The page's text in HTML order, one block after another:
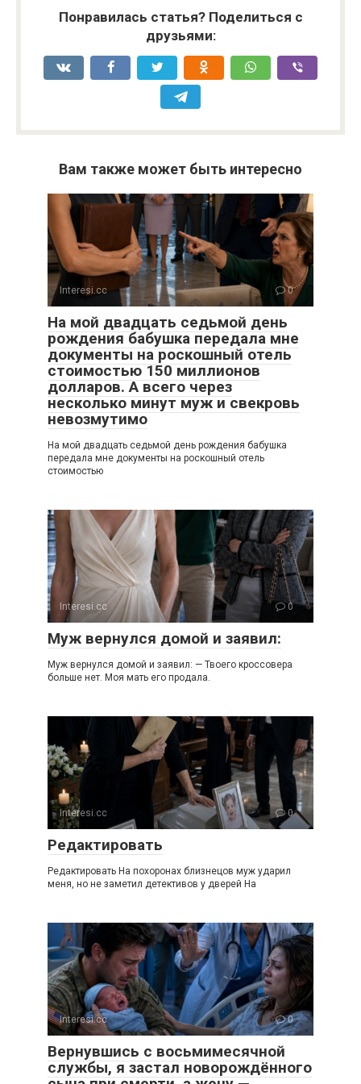
Понравилась статья? Поделиться с
друзьями:
Вам также может быть интересно
Interesi.cc 0
На мой двадцать седьмой день
рождения бабушка передала мне
документы на роскошный отель
стоимостью 150 миллионов
долларов. А всего через
несколько минут муж и свекровь
невозмутимо
На мой двадцать седьмой день рождения бабушка
передала мне документы на роскошный отель
стоимостью
Interesi.cc 0
Муж вернулся домой и заявил:
Муж вернулся домой и заявил: — Твоего кроссовера
больше нет. Моя мать его продала.
Interesi.cc 0
Редактировать
Редактировать На похоронах близнецов муж ударил
меня, но не заметил детективов у дверей На
Interesi.cc 0
Вернувшись с восьмимесячной
службы, я застал новорождённого